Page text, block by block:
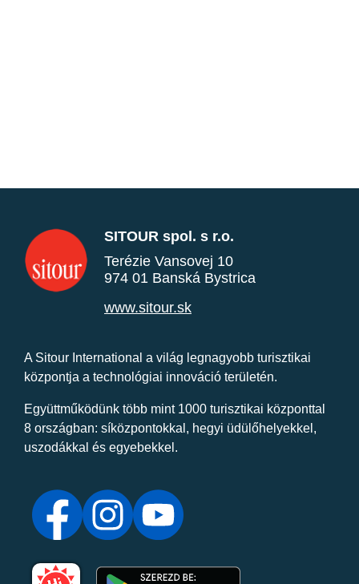
SITOUR spol. s r.o.
Terézie Vansovej 10
974 01 Banská Bystrica
www.sitour.sk
A Sitour International a világ legnagyobb turisztikai
központja a technológiai innováció területén.
Együttműködünk több mint 1000 turisztikai központtal
8 országban: síközpontokkal, hegyi üdülőhelyekkel,
uszodákkal és egyebekkel.